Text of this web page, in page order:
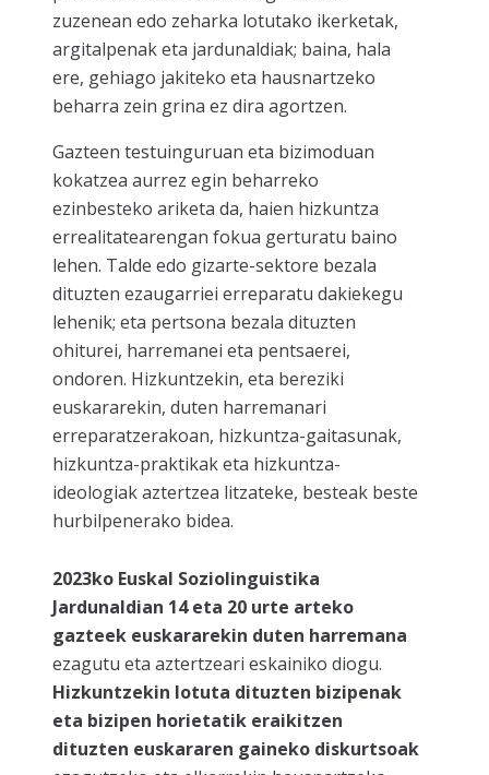
zuzenean edo zeharka lotutako ikerketak,
argitalpenak eta jardunaldiak; baina, hala
ere, gehiago jakiteko eta hausnartzeko
beharra zein grina ez dira agortzen.
Gazteen testuinguruan eta bizimoduan
kokatzea aurrez egin beharreko
ezinbesteko ariketa da, haien hizkuntza
errealitatearengan fokua gerturatu baino
lehen. Talde edo gizarte-sektore bezala
dituzten ezaugarriei erreparatu dakiekegu
lehenik; eta pertsona bezala dituzten
ohiturei, harremanei eta pentsaerei,
ondoren. Hizkuntzekin, eta bereziki
euskararekin, duten harremanari
erreparatzerakoan, hizkuntza-gaitasunak,
hizkuntza-praktikak eta hizkuntza-
ideologiak aztertzea litzateke, besteak beste
hurbilpenerako bidea.
2023ko Euskal Soziolinguistika
Jardunaldian 14 eta 20 urte arteko
gazteek euskararekin duten harremana
ezagutu eta aztertzeari eskainiko diogu.
Hizkuntzekin lotuta dituzten bizipenak
eta bizipen horietatik eraikitzen
dituzten euskararen gaineko diskurtsoak